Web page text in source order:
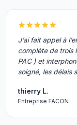
J’ai fait appel à
complète de trois
PAC ) et
soigné, les délais
thierry L.
Entreprise FACON